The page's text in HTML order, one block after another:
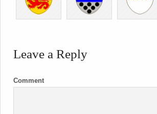
Leave a Reply
Comment